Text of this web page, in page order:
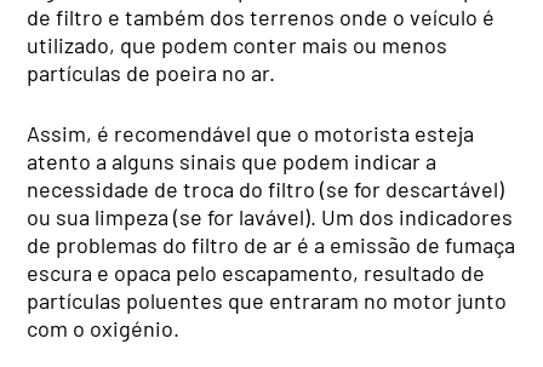
de filtro e também dos terrenos onde o veículo é
utilizado, que podem conter mais ou menos
partículas de poeira no ar.
Assim, é recomendável que o motorista esteja
atento a alguns sinais que podem indicar a
necessidade de troca do filtro (se for descartável)
ou sua limpeza (se for lavável). Um dos indicadores
de problemas do filtro de ar é a emissão de fumaça
escura e opaca pelo escapamento, resultado de
partículas poluentes que entraram no motor junto
com o oxigénio.